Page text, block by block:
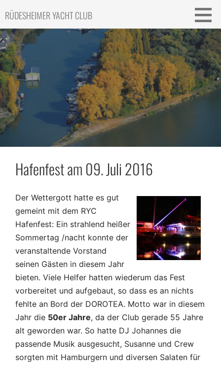
content
RÜDESHEIMER YACHT CLUB
Hafenfest am 09. Juli 2016
Der Wettergott hatte es gut
gemeint mit dem RYC
Hafenfest: Ein strahlend heißer
Sommertag /nacht konnte der
veranstaltende Vorstand
seinen Gästen in diesem Jahr
bieten. Viele Helfer hatten wiederum das Fest
vorbereitet und aufgebaut, so dass es an nichts
fehlte an Bord der DOROTEA. Motto war in diesem
Jahr die 50er Jahre, da der Club gerade 55 Jahre
alt geworden war. So hatte DJ Johannes die
passende Musik ausgesucht, Susanne und Crew
sorgten mit Hamburgern und diversen Salaten für